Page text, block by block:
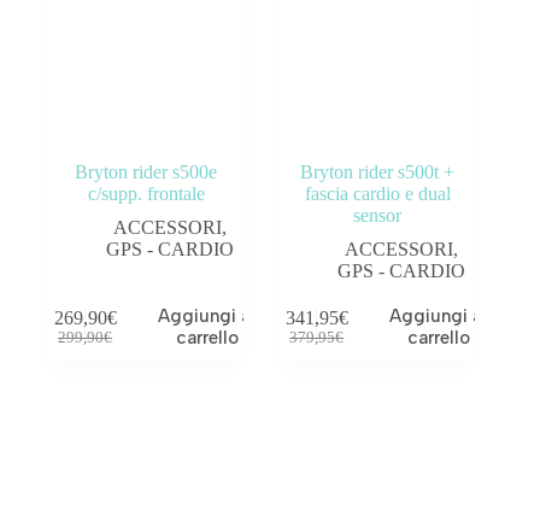
Bryton rider s500e
c/supp. frontale
ACCESSORI,
GPS - CARDIO
299,90€
269,90€
Aggiungi al
carrello
Bryton rider s500t +
fascia cardio e dual
sensor
ACCESSORI,
GPS - CARDIO
379,95€
341,95€
Aggiungi al
carrello